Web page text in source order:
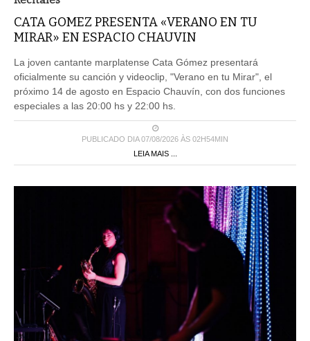
CATA GOMEZ PRESENTA «VERANO EN TU
MIRAR» EN ESPACIO CHAUVIN
La joven cantante marplatense Cata Gómez presentará
oficialmente su canción y videoclip, "Verano en tu Mirar", el
próximo 14 de agosto en Espacio Chauvín, con dos funciones
especiales a las 20:00 hs y 22:00 hs.
PUBLICADO DIA 07/08/2026 ÀS 02H54MIN
LEIA MAIS ...